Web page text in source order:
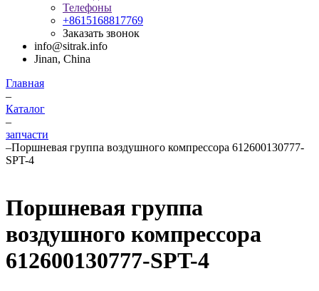
Телефоны
+8615168817769
Заказать звонок
info@sitrak.info
Jinan, China
Главная
–
Каталог
–
запчасти
–Поршневая группа воздушного компрессора 612600130777-
SPT-4
Поршневая группа
воздушного компрессора
612600130777-SPT-4